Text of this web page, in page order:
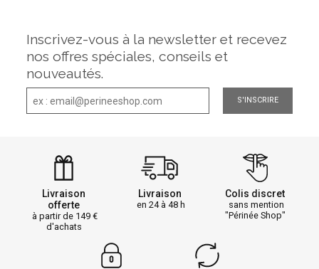
Inscrivez-vous à la newsletter et recevez
nos offres spéciales, conseils et
nouveautés.
S'INSCRIRE
Livraison
offerte
à partir de 149
d'achats
Livraison
en 24 à 48 h
Colis discret
sans mention
"Périnée Shop"